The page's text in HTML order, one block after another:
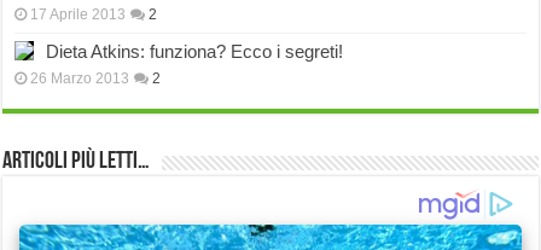
17 Aprile 2013 2
Dieta Atkins: funziona? Ecco i segreti!
26 Marzo 2013 2
Articoli più Letti…